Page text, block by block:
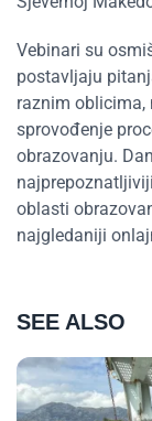
Vebinari su
postavljaju
raznim oblicima,
sprovođenje
obrazovanju.
oblasti
najgledaniji
SEE ALSO